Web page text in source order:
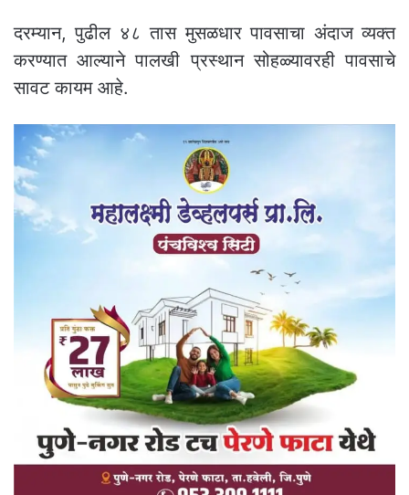
दरम्यान, पुढील ४८ तास मुसळधार पावसाचा अंदाज व्यक्त
करण्यात आल्याने पालखी प्रस्थान सोहळ्यावरही पावसाचे
सावट कायम आहे.